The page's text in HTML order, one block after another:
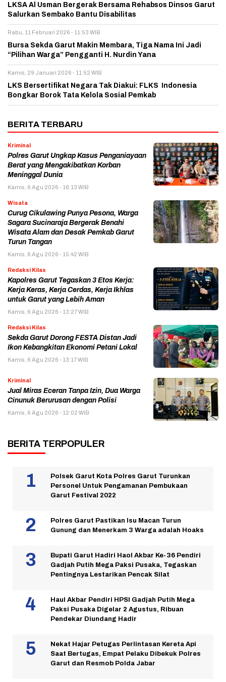
LKSA Al Usman Bergerak Bersama Rehabsos Dinsos Garut
Salurkan Sembako Bantu Disabilitas
Rabu, 11 Februari 2026 - 11:53 WIB
Bursa Sekda Garut Makin Membara, Tiga Nama Ini Jadi
“Pilihan Warga” Pengganti H. Nurdin Yana
Kamis, 29 Januari 2026 - 11:52 WIB
LKS Bersertifikat Negara Tak Diakui: FLKS Indonesia
Bongkar Borok Tata Kelola Sosial Pemkab
BERITA TERBARU
Kriminal
Polres Garut Ungkap Kasus Penganiayaan
Berat yang Mengakibatkan Korban
Meninggal Dunia
Kamis, 6 Agu 2026 - 16:13 WIB
Wisata
Curug Cikulawing Punya Pesona, Warga
Sagara Sucinaraja Bergerak Benahi
Wisata Alam dan Desak Pemkab Garut
Turun Tangan
Kamis, 6 Agu 2026 - 15:42 WIB
Redaksi Kilas
Kapolres Garut Tegaskan 3 Etos Kerja:
Kerja Keras, Kerja Cerdas, Kerja Ikhlas
untuk Garut yang Lebih Aman
Kamis, 6 Agu 2026 - 13:27 WIB
Redaksi Kilas
Sekda Garut Dorong FESTA Distan Jadi
Ikon Kebangkitan Ekonomi Petani Lokal
Kamis, 6 Agu 2026 - 13:17 WIB
Kriminal
Jual Miras Eceran Tanpa Izin, Dua Warga
Cinunuk Berurusan dengan Polisi
Kamis, 6 Agu 2026 - 12:02 WIB
BERITA TERPOPULER
Polsek Garut Kota Polres Garut Turunkan
Personel Untuk Pengamanan Pembukaan
Garut Festival 2022
Polres Garut Pastikan Isu Macan Turun
Gunung dan Menerkam 3 Warga adalah Hoaks
Bupati Garut Hadiri Haol Akbar Ke-36 Pendiri
Gadjah Putih Mega Paksi Pusaka, Tegaskan
Pentingnya Lestarikan Pencak Silat
Haul Akbar Pendiri HPSI Gadjah Putih Mega
Paksi Pusaka Digelar 2 Agustus, Ribuan
Pendekar Diundang Hadir
Nekat Hajar Petugas Perlintasan Kereta Api
Saat Bertugas, Empat Pelaku Dibekuk Polres
Garut dan Resmob Polda Jabar